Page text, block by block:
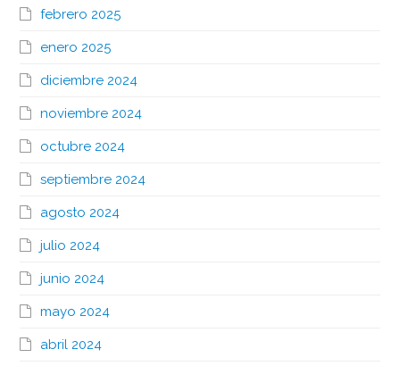
febrero 2025
enero 2025
diciembre 2024
noviembre 2024
octubre 2024
septiembre 2024
agosto 2024
julio 2024
junio 2024
mayo 2024
abril 2024